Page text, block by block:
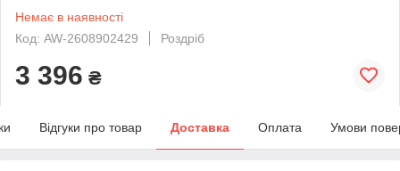
Немає в наявності
Код: AW-2608902429
Роздріб
3 396 ₴
Відгуки про товар Доставка Оплата Умови